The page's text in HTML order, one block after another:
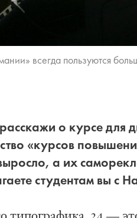
всегда пользуются
о курсе для
«курсов
а их
студентам вы с